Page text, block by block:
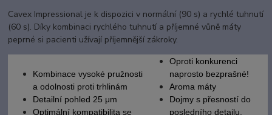
Cavex Impressional je k dispozici v normální (90 s) a rychlé tuhnutí
(60 s). Díky kombinaci rychlého tuhnutí a příjemné vůně máty
peprné si pacienti užívají příjemnější zákroky.
Kombinace vysoké pružnosti
a odolnosti proti trhlinám
Detailní pohled 25 μm
Optimální kompatibilita se
Oproti konkurenci
naprosto bezprašné!
Aroma máty
Dojmy s přesností do
posledního detailu.